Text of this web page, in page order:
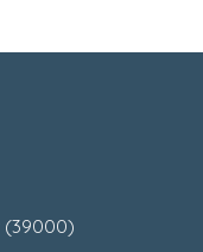
(39000)